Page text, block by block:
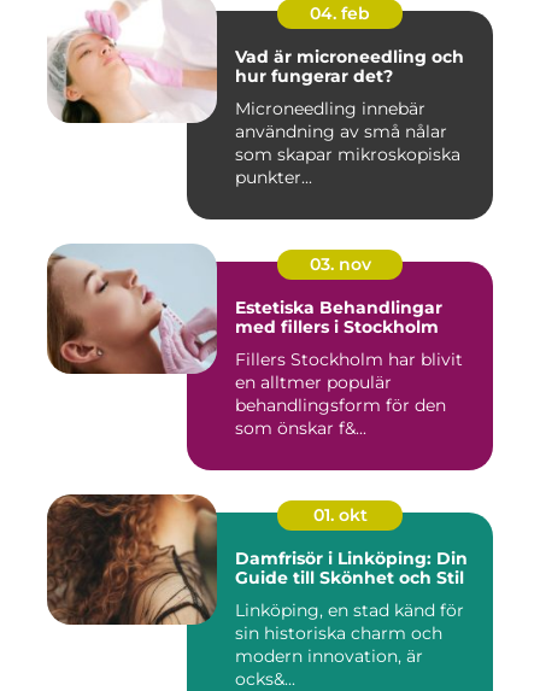
04. feb
Vad är microneedling och
hur fungerar det?
Microneedling innebär
användning av små nålar
som skapar mikroskopiska
punkter...
03. nov
Estetiska Behandlingar
med fillers i Stockholm
Fillers Stockholm har blivit
en alltmer populär
behandlingsform för den
som önskar f&...
01. okt
Damfrisör i Linköping: Din
Guide till Skönhet och Stil
Linköping, en stad känd för
sin historiska charm och
modern innovation, är
ocks&...